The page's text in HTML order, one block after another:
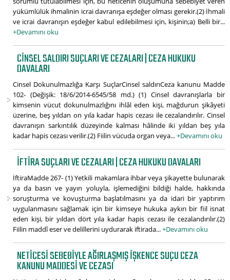
yükümlülük ihmalinin icrai davranışa eşdeğer olması gerekir.(2) İhmali
ve icrai davranışın eşdeğer kabul edilebilmesi için, kişinin;a) Belli bir...
+Devamını oku
CINSEL SALDIRI SUÇLARI VE CEZALARI | CEZA HUKUKU
DAVALARI
Cinsel Dokunulmazlığa Karşı SuçlarCinsel saldırıCeza kanunu Madde
102- (Değişik: 18/6/2014-6545/58 md.) (1) Cinsel davranışlarla bir
kimsenin vücut dokunulmazlığını ihlâl eden kişi, mağdurun şikâyeti
üzerine, beş yıldan on yıla kadar hapis cezası ile cezalandırılır. Cinsel
davranışın sarkıntılık düzeyinde kalması hâlinde iki yıldan beş yıla
kadar hapis cezası verilir.(2) Fiilin vücuda organ veya...+Devamını oku
İFTIRA SUÇLARI VE CEZALARI | CEZA HUKUKU DAVALARI
İftiraMadde 267- (1) Yetkili makamlara ihbar veya şikayette bulunarak
ya da basın ve yayın yoluyla, işlemediğini bildiği halde, hakkında
soruşturma ve kovuşturma başlatılmasını ya da idari bir yaptırım
uygulanmasını sağlamak için bir kimseye hukuka aykırı bir fiil isnat
eden kişi, bir yıldan dört yıla kadar hapis cezası ile cezalandırılır.(2)
Fiilin maddî eser ve delillerini uydurarak iftirada...+Devamını oku
NETICESI SEBEBIYLE AĞIRLAŞMIŞ IŞKENCE SUÇU CEZA
KANUNU MADDESI VE CEZASI